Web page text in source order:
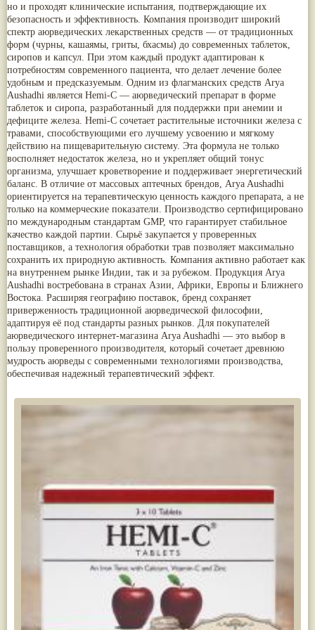
но и проходят клинические испытания, подтверждающие их
безопасность и эффективность. Компания производит широкий
спектр аюрведических лекарственных средств — от традиционных
форм (чурны, кашаямы, гриты, бхасмы) до современных таблеток,
сиропов и капсул. При этом каждый продукт адаптирован к
потребностям современного пациента, что делает лечение более
удобным и предсказуемым. Одним из флагманских средств Arya
Aushadhi является Hemi-C — аюрведический препарат в форме
таблеток и сиропа, разработанный для поддержки при анемии и
дефиците железа. Hemi-C сочетает растительные источники железа с
травами, способствующими его лучшему усвоению и мягкому
действию на пищеварительную систему. Эта формула не только
восполняет недостаток железа, но и укрепляет общий тонус
организма, улучшает кроветворение и поддерживает энергетический
баланс. В отличие от массовых аптечных брендов, Arya Aushadhi
ориентируется на терапевтическую ценность каждого препарата, а не
только на коммерческие показатели. Производство сертифицировано
по международным стандартам GMP, что гарантирует стабильное
качество каждой партии. Сырьё закупается у проверенных
поставщиков, а технология обработки трав позволяет максимально
сохранить их природную активность. Компания активно работает как
на внутреннем рынке Индии, так и за рубежом. Продукция Arya
Aushadhi востребована в странах Азии, Африки, Европы и Ближнего
Востока. Расширяя географию поставок, бренд сохраняет
приверженность традиционной аюрведической философии,
адаптируя её под стандарты разных рынков. Для покупателей
аюрведического интернет-магазина Arya Aushadhi — это выбор в
пользу проверенного производителя, который сочетает древнюю
мудрость аюрведы с современными технологиями производства,
обеспечивая надежный терапевтический эффект.
Nirdosh(3)
Агастья расаяна(3)
Ашта чурна(3)
Аштаваргам(3)
Брами вати с золотом (3)
Брахма расаяна(3)
Брихатьяди(3)
Видарьяди(3)
Гуггул(3)
Дханвантарам 101(3)
Дханвантарам тайлам(3)
Кайлаш дживан(3)
Кальянака гритам(3)
Кримикутхар рас(3)
Кунжутное масло(3)
Кутаджа(3)
Кширабала(3)
Лив 52(3)
more...
Арджуна(19)
Касмарья (19)
Кориандр(19)
Туласи(18)
Барбарис индийский(17)
Зира(17)
Крапива индийская(17)
Патола(17)
Холарена - Кутаджа(17)
Шионака(17)
Аджван/Ажгон(16)
Акация катеху(16)
Кальций(16)
Укроп пахучий(16)
Дашамула(15)
Лодхра(14)
Моринга(14)
Перец кубеба(14)
Сахарный тростник(14)
Бхунимба/Андрографис метельчатый(13)
Гвоздика (13)
Кассия трубчатая(13)
Мезуя железная(13)
Мускатный орех (13)
Пажитник(13)
Паслён черный(13)
Ипомея(12)
Коричник цейлонский(12)
Мирра(12)
Розовая соль(12)
Виноград(11)
Соссюрея/кушта(11)
Турпет(11)
(10)
Ашока(9)
Птерокарпус мешковидный
Юстиция сосудистая/Васака(9)